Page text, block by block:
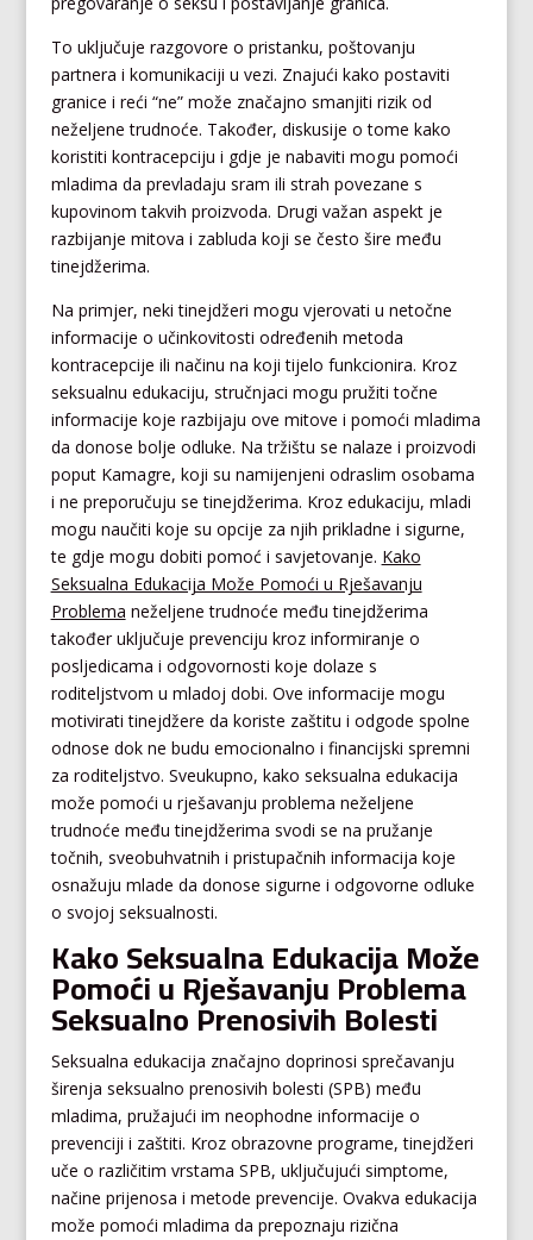
To uključuje razgovore o pristanku, poštovanju
partnera i komunikaciji u vezi. Znajući kako postaviti
granice i reći “ne” može značajno smanjiti rizik od
neželjene trudnoće. Također, diskusije o tome kako
koristiti kontracepciju i gdje je nabaviti mogu pomoći
mladima da prevladaju sram ili strah povezane s
kupovinom takvih proizvoda. Drugi važan aspekt je
razbijanje mitova i zabluda koji se često šire među
tinejdžerima.
Na primjer, neki tinejdžeri mogu vjerovati u netočne
informacije o učinkovitosti određenih metoda
kontracepcije ili načinu na koji tijelo funkcionira. Kroz
seksualnu edukaciju, stručnjaci mogu pružiti točne
informacije koje razbijaju ove mitove i pomoći mladima
da donose bolje odluke. Na tržištu se nalaze i proizvodi
poput Kamagre, koji su namijenjeni odraslim osobama
i ne preporučuju se tinejdžerima. Kroz edukaciju, mladi
mogu naučiti koje su opcije za njih prikladne i sigurne,
te gdje mogu dobiti pomoć i savjetovanje. Kako
Seksualna Edukacija Može Pomoći u Rješavanju
Problema neželjene trudnoće među tinejdžerima
također uključuje prevenciju kroz informiranje o
posljedicama i odgovornosti koje dolaze s
roditeljstvom u mladoj dobi. Ove informacije mogu
motivirati tinejdžere da koriste zaštitu i odgode spolne
odnose dok ne budu emocionalno i financijski spremni
za roditeljstvo. Sveukupno, kako seksualna edukacija
može pomoći u rješavanju problema neželjene
trudnoće među tinejdžerima svodi se na pružanje
točnih, sveobuhvatnih i pristupačnih informacija koje
osnažuju mlade da donose sigurne i odgovorne odluke
o svojoj seksualnosti.
Kako Seksualna Edukacija Može
Pomoći u Rješavanju Problema
Seksualno Prenosivih Bolesti
Seksualna edukacija značajno doprinosi sprečavanju
širenja seksualno prenosivih bolesti (SPB) među
mladima, pružajući im neophodne informacije o
prevenciji i zaštiti. Kroz obrazovne programe, tinejdžeri
uče o različitim vrstama SPB, uključujući simptome,
načine prijenosa i metode prevencije. Ovakva edukacija
može pomoći mladima da prepoznaju rizična